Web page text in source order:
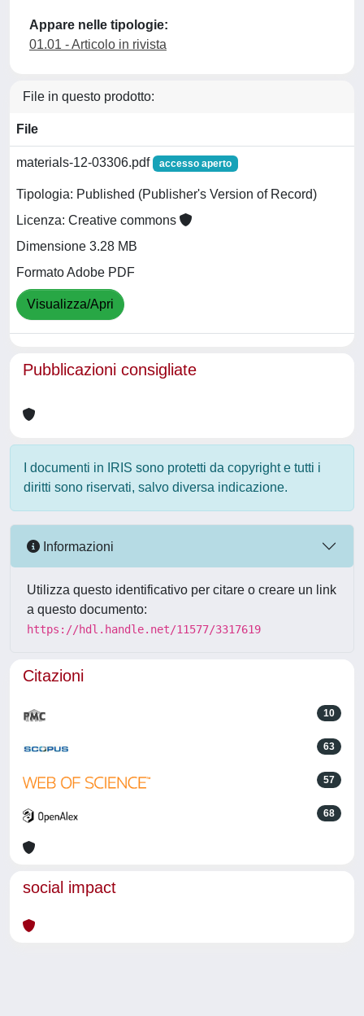
Appare nelle tipologie:
01.01 - Articolo in rivista
File in questo prodotto:
File
materials-12-03306.pdf accesso aperto
Tipologia: Published (Publisher's Version of Record)
Licenza: Creative commons
Dimensione 3.28 MB
Formato Adobe PDF
Visualizza/Apri
Pubblicazioni consigliate
I documenti in IRIS sono protetti da copyright e tutti i
diritti sono riservati, salvo diversa indicazione.
Informazioni
Utilizza questo identificativo per citare o creare un link
a questo documento:
https://hdl.handle.net/11577/3317619
Citazioni
10
63
57
68
social impact